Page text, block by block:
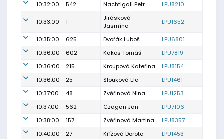
10:32:00
542 Nachtigall Petr LPU8210
10:33:00 1
Jirásková
Jasmína
LPU1652
10:35:00 625 Dvořák Luboš
LPU6801
10:36:00
602 Kakos Tomáš
LPU7819
10:36:00
215 Kroupová Kateřina
LPU8154
10:36:00
25 Slouková Ela
LPU1461
10:37:00
48 Zvěřinová Nina
LPU1253
10:37:00
562 Czagan Jan
LPU7106
10:38:00
157 Zvěřinová Martina
LPU8357
10:40:00
27 Křížová Dorota
LPU1453